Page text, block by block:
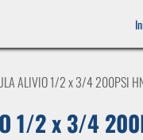
ALIVIO 1/2 x 3/4 200PSI
1/2 x 3/4